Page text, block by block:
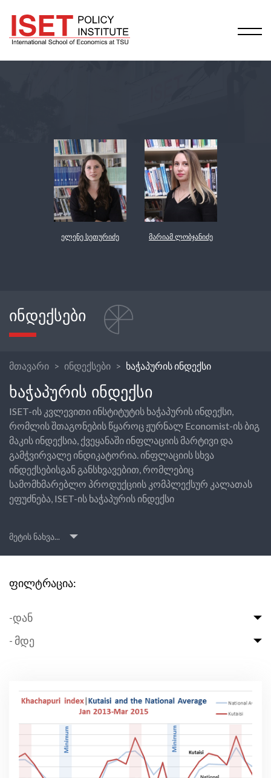
ელენე სეთურიძე მარიამ ლობჯანიძე
ᲘᲜᲓᲔᲥᲡᲔᲑᲘ
მთავარი ინდექსები ხაჭაპურის ინდექსი
ᲮᲐᲭᲐᲞᲣᲠᲘᲡ ᲘᲜᲓᲔᲥᲡᲘ
ISET-ის კვლევითი ინსტიტუტის ხაჭაპურის ინდექსი,
რომლის შთაგონების წყაროც ჟურნალ Economist-ის ბიგ
მაკის ინდექსია, ქვეყანაში ინფლაციის მარტივი და
გამჭვირვალე ინდიკატორია. ინფლაციის სხვა
ინდექსებისგან განსხვავებით, რომლებიც
სამომხმარებლო პროდუქციის კომპლექსურ კალათას
ეფუძნება, ISET-ის ხაჭაპურის ინდექსი
მეტის ნახვა...
ფილტრაცია:
-დან
- მდე